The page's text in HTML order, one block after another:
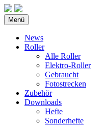
Menü
News
Roller
Alle Roller
Elektro-Roller
Gebraucht
Fotostrecken
Zubehör
Downloads
Hefte
Sonderhefte